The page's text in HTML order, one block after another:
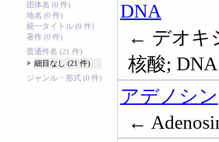
団体名 (0 件)
地名 (0 件)
統一タイトル (0 件)
著作 (0 件)
普通件名 (21 件)
細目なし (21 件)
ジャンル・形式 (0 件)
DNA
← デオキ
核酸; DNA
アデノシン
←